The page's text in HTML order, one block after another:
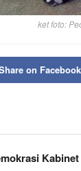
ket foto:
on Facebook